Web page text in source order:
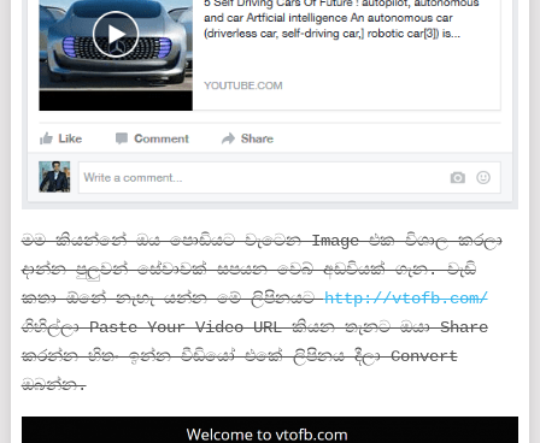
මම කියන්නේ ඔය පොඩියට වැටෙන Image එක විශාල කරලා
දාන්න පුලුවන් සේවාවක් සපයන වෙබ් අඩවියක් ගැන. වැඩි
කතා ඕනේ නැහැ යන්න මේ ලිපිනයටhttp://vtofb.com/
ගිහිල්ලා Paste Your Video URL කියන තැනට ඔයා Share
කරන්න හිතං ඉන්න වීඩියෝ එකේ ලිපිනය දීලා Convert
ඔබන්න.